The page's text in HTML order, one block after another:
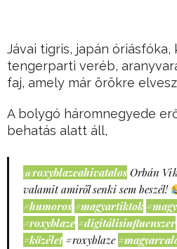
Jávai tigris, japán
tengerparti veréb,
faj, amely már örökre
A bolygó háromnegyede
behatás alatt áll,
@roxyblazeahivatalos Orbán
valamit amiről senki sem beszél!
#humoros #magyartiktok
#roxyblaze #digitálisinfluenszer
#közélet #roxyblaze